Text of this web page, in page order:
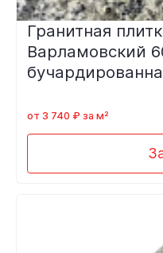
Гранитная
Варламовский
от 3 740 ₽ за м²